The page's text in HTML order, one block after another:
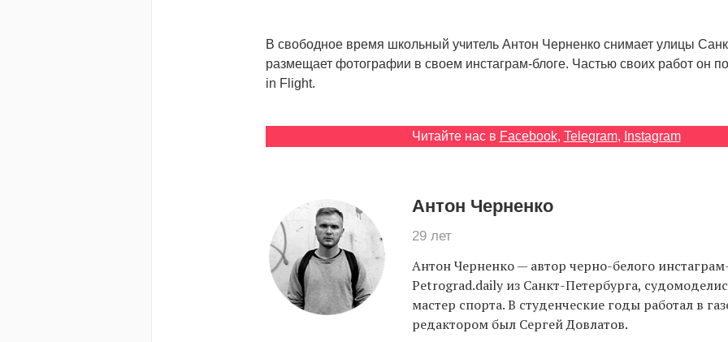
В свободное время школьный учитель Антон Черненко снимает улицы
размещает фотографии в своем инстаграм-блоге. Частью своих работ он
in Flight.
Читайте нас в Facebook, Telegram, Instagram
Антон Черненко
29 лет
Антон Черненко — автор черно-белого
Petrograd.daily из Санкт-Петербурга,
мастер спорта. В студенческие годы работал в
редактором был Сергей Довлатов.